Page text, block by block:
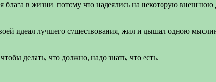
в жизни, потому что надеялись на некоторую
идеал лучшего существования, жил и дышал одною
делать, что должно, надо знать, что есть.